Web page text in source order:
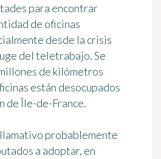
para encontrar
de oficinas
desde la crisis
del teletrabajo. Se
de kilómetros
están desocupados
de Île-de-France.
probablemente
a adoptar, en